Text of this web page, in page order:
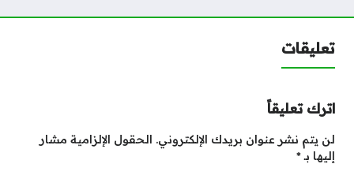
تعليقات
اترك تعليقاً
لن يتم نشر عنوان بريدك الإلكتروني. الحقول الإلزامية مشار
إليها بـ*